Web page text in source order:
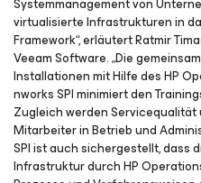
virtualisierte Infrastrukturen in
Framework“, erläutert Ratmir
Veeam Software. „Die
Installationen mit Hilfe des HP
nworks SPI minimiert den
Zugleich werden
Mitarbeiter in Betrieb und
SPI ist auch sichergestellt, dass
Infrastruktur durch HP